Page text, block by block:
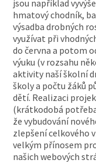
jsou například
hmatový chodník,
výsadba drobných
využívat při
do června a potom
výuku (v rozsahu
aktivity naší školní
školy a počtu žáků
dětí. Realizaci
(krátkodobá
že vybudování
zlepšení celkového
velkým přínosem
našich webových